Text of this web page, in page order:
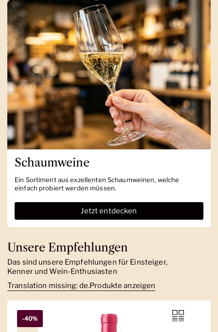
Schaumweine
Ein Sortiment aus exzellenten Schaumweinen, welche
einfach probiert werden müssen.
Jetzt entdecken
Unsere Empfehlungen
Das sind unsere Empfehlungen für Einsteiger,
Kenner und Wein-Enthusiasten
Translation missing: de.Produkte anzeigen
-40%